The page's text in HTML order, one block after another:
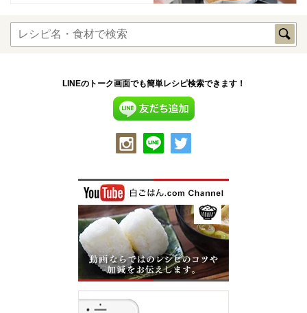
LINEのトーク画面でも簡単レシピ検索できます！